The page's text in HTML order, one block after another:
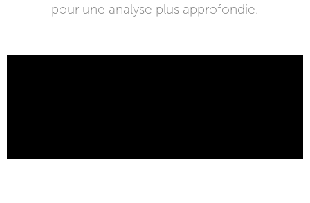
pour une analyse plus approfondie.